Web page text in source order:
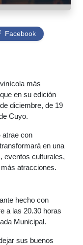
Facebook
más
en su edición
diciembre, de 19
Cuyo.
atrae con
en una
eventos culturales,
atracciones.
hecho con
a las 20.30 horas
Municipal.
sus buenos